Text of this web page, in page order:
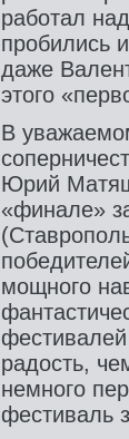
работал
пробились
даже
этого
В
Юрий Матяш
«финале»
мощного
радость,
немного
фестиваль